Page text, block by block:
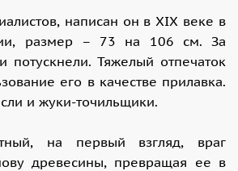
написан он в XIX веке в
размер – 73 на 106 см. За
потускнели. Тяжелый отпечаток
его в качестве прилавка.
и жуки-точильщики.
на первый взгляд, враг
древесины, превращая ее в